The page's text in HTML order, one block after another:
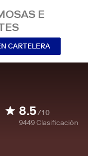
E
CARTELERA
8.5/10
9449Clasificación